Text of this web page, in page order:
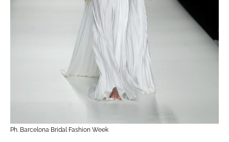
Ph. Barcelona Bridal Fashion Week